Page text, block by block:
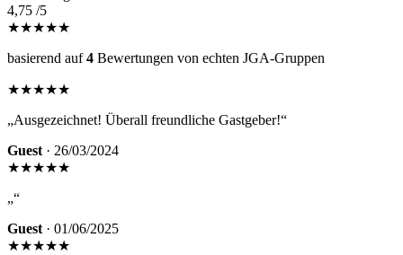
4,75 /5
★★★★★
basierend auf4 Bewertungen von echten JGA-Gruppen
★★★★★
„Ausgezeichnet! Überall freundliche Gastgeber!“
Guest · 26/03/2024
★★★★★
„“
Guest · 01/06/2025
★★★★★